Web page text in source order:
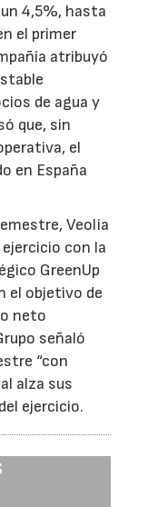
4,5%, hasta
el primer
atribuyó
de agua y
que, sin
el
en España
Veolia
con la
GreenUp
el objetivo de
neto
señaló
“con
alza sus
ejercicio.